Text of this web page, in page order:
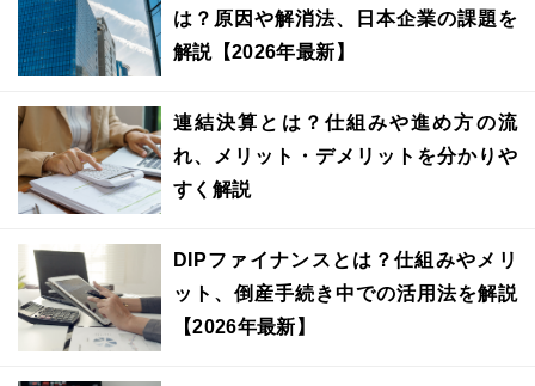
は？原因や解消法、日本企業の課題を
解説【2026年最新】
連結決算とは？仕組みや進め方の流
れ、メリット・デメリットを分かりや
すく解説
DIPファイナンスとは？仕組みやメリ
ット、倒産手続き中での活用法を解説
【2026年最新】